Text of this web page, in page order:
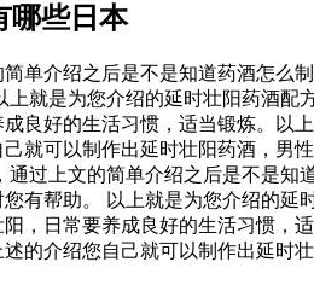
哪些日本
单介绍之后是不是知道药酒怎
就是为您介绍的延时壮阳药酒
良好的生活习惯，适当锻炼。
就可以制作出延时壮阳药酒，男
过上文的简单介绍之后是不是
有帮助。 以上就是为您介绍的
，日常要养成良好的生活习惯
的介绍您自己就可以制作出延